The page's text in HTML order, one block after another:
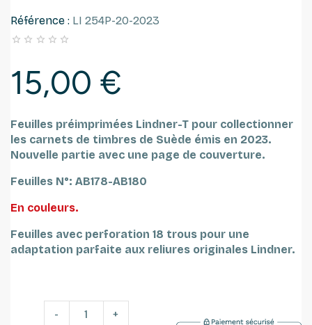
Référence : LI 254P-20-2023
    
15,00 €
Feuilles préimprimées Lindner-T pour collectionner
les carnets de timbres de Suède émis en 2023.
Nouvelle partie avec une page de couverture.
Feuilles N°: AB178-AB180
En couleurs.
Feuilles avec perforation 18 trous pour une
adaptation parfaite aux reliures originales Lindner.
- +